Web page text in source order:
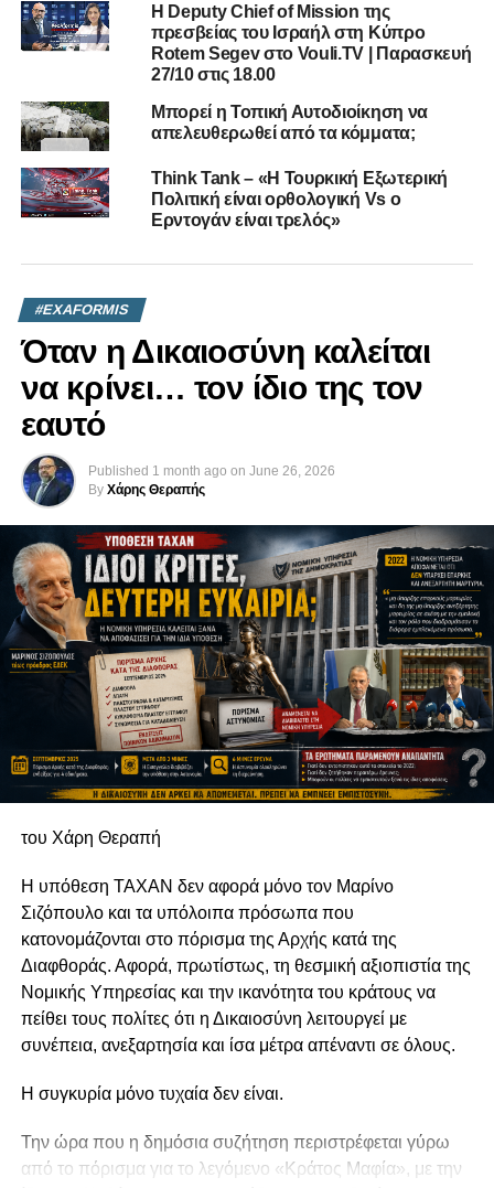
Η Deputy Chief of Mission της
πρεσβείας του Ισραήλ στη Κύπρο
Rotem Segev στο Vouli.TV | Παρασκευή
27/10 στις 18.00
Μπορεί η Τοπική Αυτοδιοίκηση να
απελευθερωθεί από τα κόμματα;
Think Tank – «Η Τουρκική Εξωτερική
Πολιτική είναι ορθολογική Vs ο
Eρντογάν είναι τρελός»
#EXAFORMIS
Όταν η Δικαιοσύνη καλείται
να κρίνει… τον ίδιο της τον
εαυτό
Published 1 month ago on June 26, 2026
By Χάρης Θεραπής
του Χάρη Θεραπή
Η υπόθεση TAXAN δεν αφορά μόνο τον Μαρίνο
Σιζόπουλο και τα υπόλοιπα πρόσωπα που
κατονομάζονται στο πόρισμα της Αρχής κατά της
Διαφθοράς. Αφορά, πρωτίστως, τη θεσμική αξιοπιστία της
Νομικής Υπηρεσίας και την ικανότητα του κράτους να
πείθει τους πολίτες ότι η Δικαιοσύνη λειτουργεί με
συνέπεια, ανεξαρτησία και ίσα μέτρα απέναντι σε όλους.
Η συγκυρία μόνο τυχαία δεν είναι.
Την ώρα που η δημόσια συζήτηση περιστρέφεται γύρω
από το πόρισμα για το λεγόμενο «Κράτος Μαφία», με την